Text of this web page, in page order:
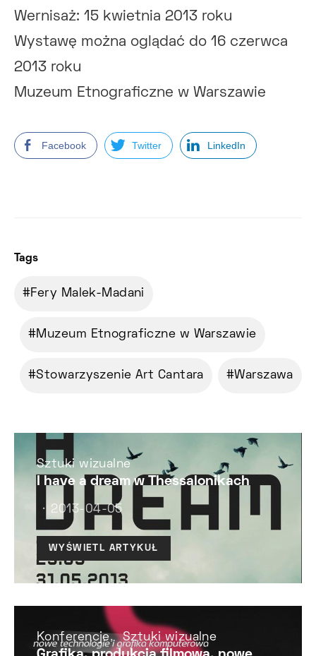
Wernisaż: 15 kwietnia 2013 roku
Wystawę można oglądać do 16 czerwca
2013 roku
Muzeum Etnograficzne w Warszawie
Facebook Twitter LinkedIn
Tags
Fery Malek-Madani
Muzeum Etnograficzne w Warszawie
Stowarzyszenie Art Cantara Warszawa
Sztuki wizualne
I have a dream w Thessalonikach
2013-04-05
WYŚWIETL ARTYKUŁ
Konferencje Sztuki wizualne